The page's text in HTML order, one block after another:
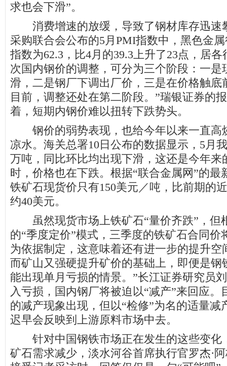
求也会下滑”。
消费增速的放缓，导致了钢材库存迅速
采购联合会公布的5月PMI指数中，黑色金
指数为62.3，比4月的39.3上升了23点，居
次国内钢价的调整，可分为三个阶段：一是
滑，二是钢厂下调出厂价，三是在价格触底
目前，调整还处在第二阶段。”瑞银证券的
着，短期内钢价难以扭转下跌势头。
钢价的弱势表现，也给今年以来一直高
凉水。海关总署10日公布的数据显示，5月
万吨，同比环比均出现下滑，这还是今年来
时，价格也在下跌。根据“联合金属网”的最
铁矿石现货价只有150美元／吨，比前期的
约40美元。
虽然现货市场上铁矿石“量价齐跌”，但
的“季度定价”模式，三季度的铁矿石合同
为依据制定，这意味着还有进一步的提升空
而矿山又强硬提升矿价的基础上，即便是钢
能出现单月亏损的情景。”长江证券研究员
入亏损，国内钢厂将被迫以“减产”来回应。
的减产现象出现，但以“检修”为名的适量减
迟早会反映到上游原料市场中去。
针对中国钢铁市场正在发生的这些变化
矿石需求减少，淡水河谷首席执行官罗杰·